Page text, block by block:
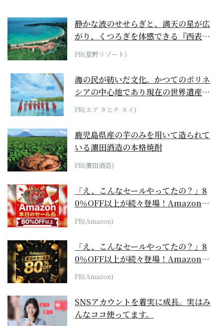
静かな波のせせらぎと、満天の星が広
がり、くつろぎを体感できる『西表島
ホテル by...
PR(星野リゾート)
海の民が紡いだ文化。かつてのポリネ
シアの中心地であり現在の世界遺産か
らみえてくる...
PR(エア タヒチ ヌイ)
鹿児島県産の芋のみを用いて造られて
いる濵田酒造の本格焼酎
PR(濵田酒造)
「え、こんなセールやってたの？」8
0％OFF以上が続々登場！Amazonの
本気が...
PR(Amazon)
「え、こんなセールやってたの？」8
0％OFF以上が続々登場！Amazonの
本気が...
PR(Amazon)
SNSアカウントを着実に成長。実はみ
んなココ使ってます。